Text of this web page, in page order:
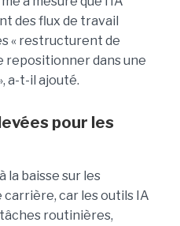
des flux de travail
« restructurent de
repositionner dans une
a-t-il ajouté.
pour les
la baisse sur les
car les outils IA
routinières,